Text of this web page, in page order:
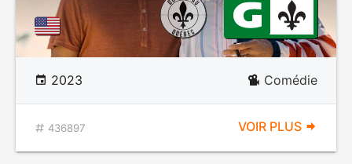
2023 Comédie
436897 VOIR PLUS